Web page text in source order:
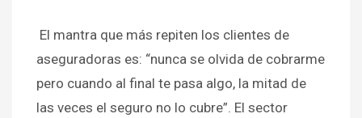
El mantra que más repiten los clientes de
aseguradoras es: “nunca se olvida de cobrarme
pero cuando al final te pasa algo, la mitad de
las veces el seguro no lo cubre”. El sector